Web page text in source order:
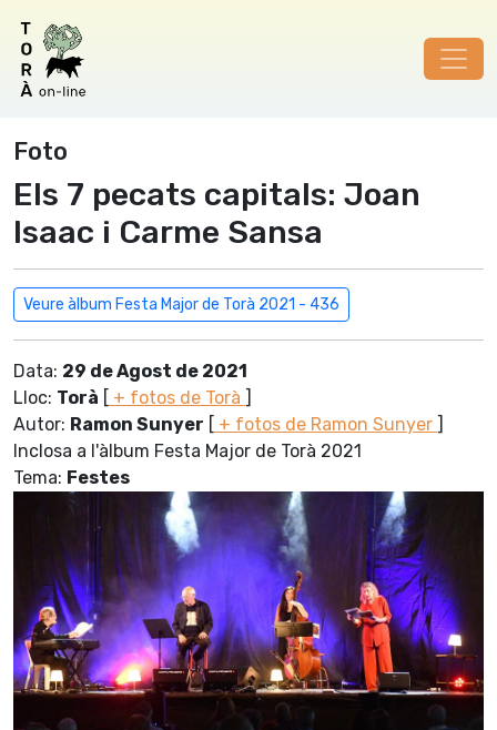
Foto
Els 7 pecats capitals: Joan
Isaac i Carme Sansa
Veure àlbum Festa Major de Torà 2021 - 436
Data: 29 de Agost de 2021
Lloc: Torà [ + fotos de Torà ]
Autor: Ramon Sunyer [ + fotos de Ramon Sunyer ]
Inclosa a l'àlbum Festa Major de Torà 2021
Tema: Festes